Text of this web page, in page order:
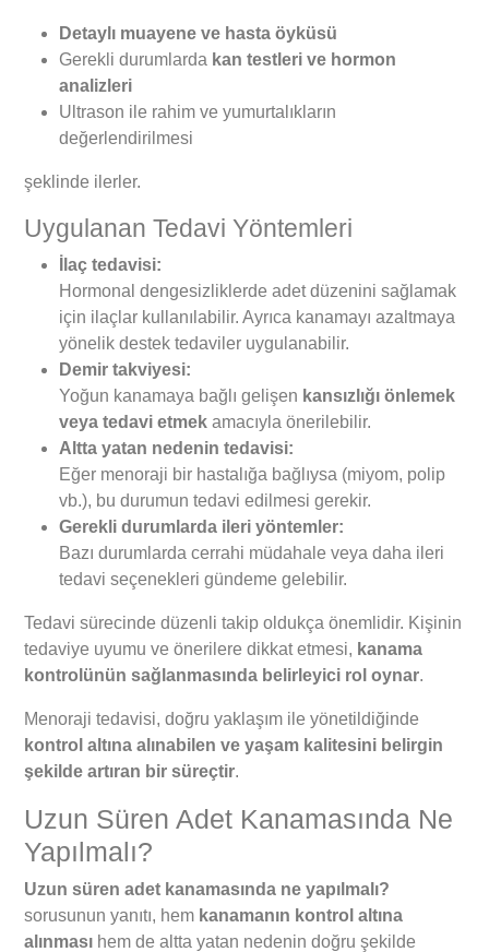
Detaylı muayene ve hasta öyküsü
Gerekli durumlarda kan testleri ve hormon
analizleri
Ultrason ile rahim ve yumurtalıkların
değerlendirilmesi
şeklinde ilerler.
Uygulanan Tedavi Yöntemleri
İlaç tedavisi:
Hormonal dengesizliklerde adet düzenini sağlamak
için ilaçlar kullanılabilir. Ayrıca kanamayı azaltmaya
yönelik destek tedaviler uygulanabilir.
Demir takviyesi:
Yoğun kanamaya bağlı gelişen kansızlığı önlemek
veya tedavi etmek amacıyla önerilebilir.
Altta yatan nedenin tedavisi:
Eğer menoraji bir hastalığa bağlıysa (miyom, polip
vb.), bu durumun tedavi edilmesi gerekir.
Gerekli durumlarda ileri yöntemler:
Bazı durumlarda cerrahi müdahale veya daha ileri
tedavi seçenekleri gündeme gelebilir.
Tedavi sürecinde düzenli takip oldukça önemlidir. Kişinin
tedaviye uyumu ve önerilere dikkat etmesi, kanama
kontrolünün sağlanmasında belirleyici rol oynar.
Menoraji tedavisi, doğru yaklaşım ile yönetildiğinde
kontrol altına alınabilen ve yaşam kalitesini belirgin
şekilde artıran bir süreçtir.
Uzun Süren Adet Kanamasında Ne
Yapılmalı?
Uzun süren adet kanamasında ne yapılmalı?
sorusunun yanıtı, hem kanamanın kontrol altına
alınması hem de altta yatan nedenin doğru şekilde